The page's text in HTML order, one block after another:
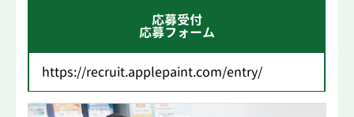
応募受付
応募フォーム
https://recruit.applepaint.com/entry/